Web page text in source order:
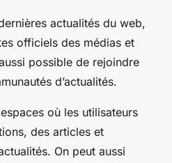
actualités du web,
officiels des médias et
possible de rejoindre
d’actualités.
où les utilisateurs
des articles et
On peut aussi